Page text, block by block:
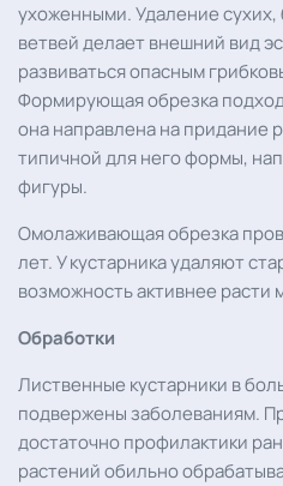
ухоженными. Удаление
ветвей делает внешний вид
развиваться опасным
Формирующая обрезка
она направлена на придание
типичной для него формы,
фигуры.
Омолаживающая обрезка
лет. У кустарника удаляют
возможность активнее расти
Обработки
Лиственные кустарники в
подвержены заболеваниям.
достаточно профилактики
растений обильно